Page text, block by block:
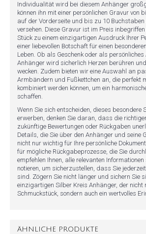
Individualität wird bei diesem Anhänger
können ihn mit einer persönlichen Gravur von
auf der Vorderseite und bis zu 10 Buchstaben
versehen. Diese Gravur ist im Preis
Stück zu einem einzigartigen Ausdruck Ihrer
einer liebevollen Botschaft für einen
Leben. Ob als Geschenk oder als persönliches
Anhänger wird sicherlich Herzen berühren
wecken. Zudem bieten wir eine Auswahl an
Armbändern und Fußkettchen an, die perfekt
kombiniert werden können, um ein
schaffen.
Wenn Sie sich entscheiden, dieses besondere
erwerben, denken Sie daran, dass die
zukünftige Bewertungen oder Rückgaben
Details, die Sie über den Anhänger und seine
nicht nur wichtig für Ihre persönliche
für mögliche Rückgabeprozesse, die Sie
empfehlen Ihnen, alle relevanten
notieren, um sicherzustellen, dass Sie
sind. Zögern Sie nicht länger und sichern Sie
einzigartigen Silber Kreis Anhänger, der nicht
Schmuckstück, sondern auch ein wertvolles
ÄHNLICHE PRODUKTE